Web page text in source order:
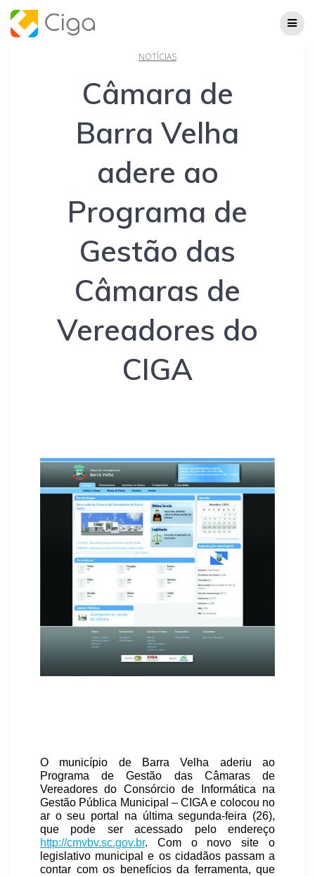
NOTÍCIAS
Câmara de
Barra Velha
adere ao
Programa de
Gestão das
Câmaras de
Vereadores do
CIGA
O município de Barra Velha aderiu ao
Programa de Gestão das Câmaras de
Vereadores do Consórcio de Informática na
Gestão Pública Municipal – CIGA e colocou no
ar o seu portal na última segunda-feira (26),
que pode ser acessado pelo endereço
http://cmvbv.sc.gov.br. Com o novo site o
legislativo municipal e os cidadãos passam a
contar com os benefícios da ferramenta, que